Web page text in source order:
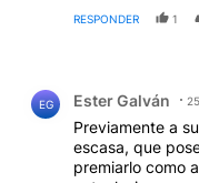
RESPONDER 1
EG Ester Galván
Previamente a
escasa, que
premiarlo como